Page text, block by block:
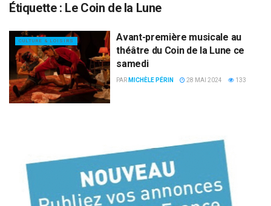
Étiquette : Le Coin de la Lune
CULTURE & LOISIRS
Avant-première musicale au
théâtre du Coin de la Lune ce
samedi
PAR MICHÈLE PÉRIN 28 MAI 2024 133